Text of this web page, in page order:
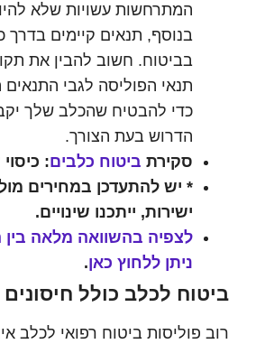
המתרחשות עשויות שלא להיות
בנוסף, תנאים קיימים בדרך כלל
בביטוח. חשוב להבין את תקופות
תנאי הפוליסה לגבי התנאים
כדי להבטיח שהכלב שלך יקבל את
הדרוש בעת הצורך.
סקירת
ביטוח כלבים: כיסוי שנתי
* יש להתעדכן במחירים מול
ישירות, ייתכנו שינויים.
לצפיה בהשוואה מלאה בין
ניתן ללחוץ כאן.
לכלב כולל חיסונים
ביטוח רפואי לכלב אינם